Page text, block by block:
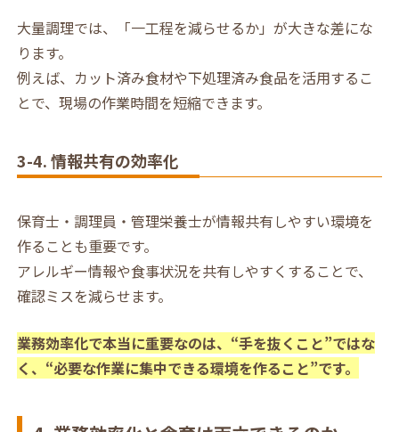
大量調理では、「一工程を減らせるか」が大きな差にな
ります。
例えば、カット済み食材や下処理済み食品を活用するこ
とで、現場の作業時間を短縮できます。
3-4. 情報共有の効率化
保育士・調理員・管理栄養士が情報共有しやすい環境を
作ることも重要です。
アレルギー情報や食事状況を共有しやすくすることで、
確認ミスを減らせます。
業務効率化で本当に重要なのは、“手を抜くこと”ではな
く、“必要な作業に集中できる環境を作ること”です。